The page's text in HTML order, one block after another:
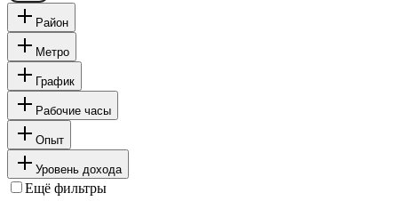
Район
Метро
График
Рабочие часы
Опыт
Уровень дохода
Ещё фильтры